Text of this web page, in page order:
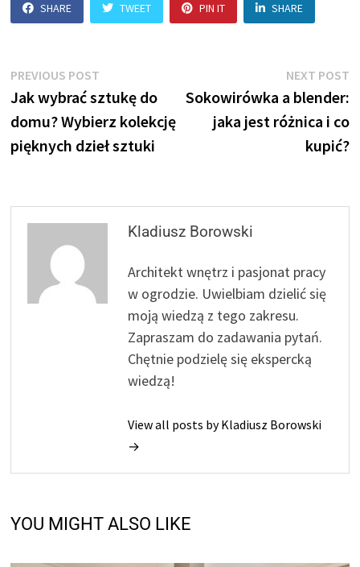
SHARE TWEET PIN IT SHARE
Nawigacja
wpisu
PREVIOUS POST
post:
Jak wybrać sztukę do
domu? Wybierz kolekcję
pięknych dzieł sztuki
NEXT POST
Sokowirówka a blender:
jaka jest różnica i co
kupić?
Kladiusz Borowski
Architekt wnętrz i pasjonat pracy
w ogrodzie. Uwielbiam dzielić się
moją wiedzą z tego zakresu.
Zapraszam do zadawania pytań.
Chętnie podzielę się ekspercką
wiedzą!
View all posts by Kladiusz Borowski
→
YOU MIGHT ALSO LIKE